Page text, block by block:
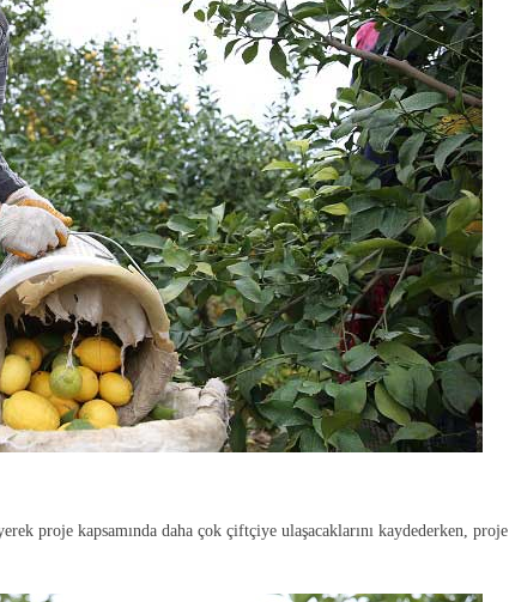
proje kapsamında daha çok çiftçiye ulaşacaklarını kaydederken, proje